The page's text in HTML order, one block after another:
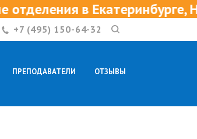
Нижнем
+7 (495) 150-64-32
ПРЕПОДАВАТЕЛИ ОТЗЫВЫ